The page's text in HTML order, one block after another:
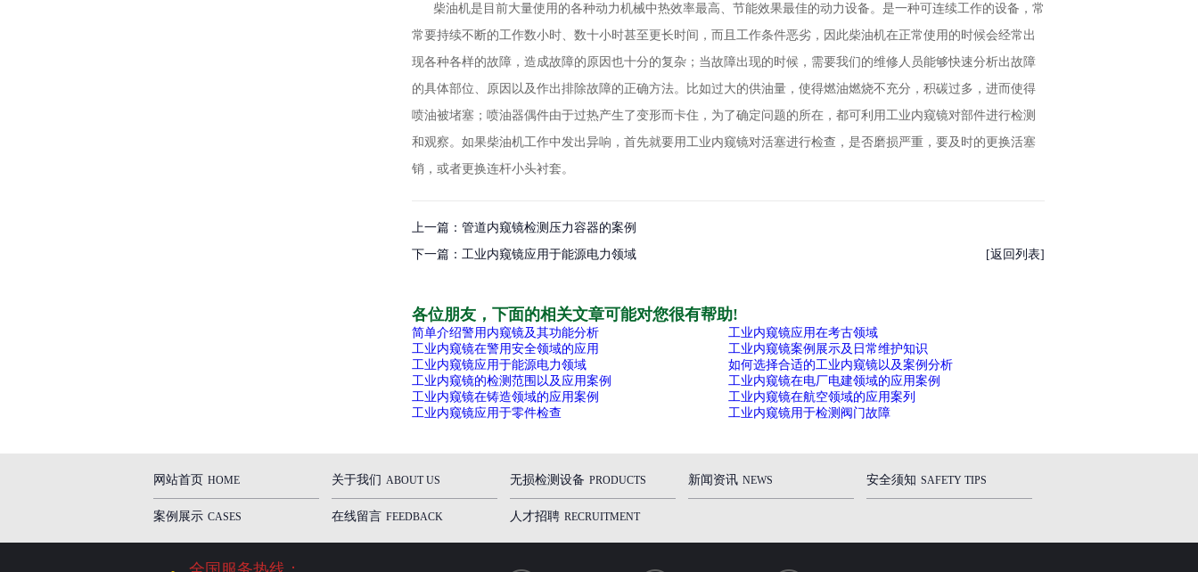
柴油机是目前大量使用的各种动力机械中热效率最高、节能效果最佳的动力设备。是一种可连续工作的设备，常
常要持续不断的工作数小时、数十小时甚至更长时间，而且工作条件恶劣，因此柴油机在正常使用的时候会经常出
现各种各样的故障，造成故障的原因也十分的复杂；当故障出现的时候，需要我们的维修人员能够快速分析出故障
的具体部位、原因以及作出排除故障的正确方法。比如过大的供油量，使得燃油燃烧不充分，积碳过多，进而使得
喷油被堵塞；喷油器偶件由于过热产生了变形而卡住，为了确定问题的所在，都可利用工业内窥镜对部件进行检测
和观察。如果柴油机工作中发出异响，首先就要用工业内窥镜对活塞进行检查，是否磨损严重，要及时的更换活塞
销，或者更换连杆小头衬套。
上一篇：管道内窥镜检测压力容器的案例
下一篇：工业内窥镜应用于能源电力领域
[返回列表]
各位朋友，下面的相关文章可能对您很有帮助!
简单介绍警用内窥镜及其功能分析
工业内窥镜应用在考古领域
工业内窥镜在警用安全领域的应用
工业内窥镜案例展示及日常维护知识
工业内窥镜应用于能源电力领域
如何选择合适的工业内窥镜以及案例分析
工业内窥镜的检测范围以及应用案例
工业内窥镜在电厂电建领域的应用案例
工业内窥镜在铸造领域的应用案例
工业内窥镜在航空领域的应用案列
工业内窥镜应用于零件检查
工业内窥镜用于检测阀门故障
网站首页 HOME 关于我们 ABOUT US 无损检测设备 PRODUCTS 新闻资讯 NEWS 安全须知 SAFETY TIPS
案例展示 CASES 在线留言 FEEDBACK 人才招聘 RECRUITMENT